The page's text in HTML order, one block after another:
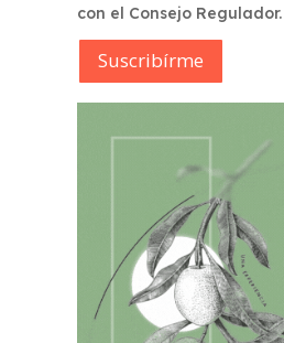
con el Consejo Regulador.
Suscribírme